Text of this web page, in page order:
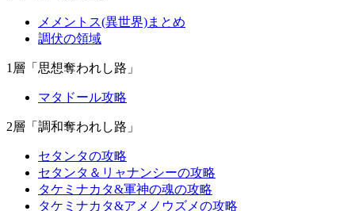
メメントス(異世界)まとめ
調伏の領域
1層「思想奪われし路」
マタドール攻略
2層「調和奪われし路」
セタンタの攻略
セタンタ＆リャナンシーの攻略
タケミナカタ&軍神の魂の攻略
タケミナカタ&アメノウズメの攻略